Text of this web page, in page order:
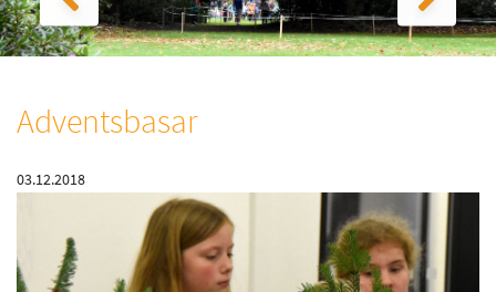
Adventsbasar
03.12.2018